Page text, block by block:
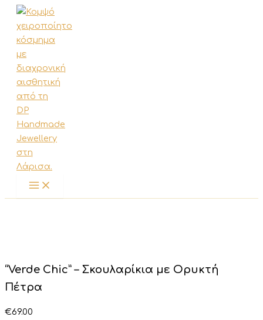
Μετάβαση
στο
περιεχόμενο
“Verde Chic” – Σκουλαρίκια με Ορυκτή
Πέτρα
€69.00